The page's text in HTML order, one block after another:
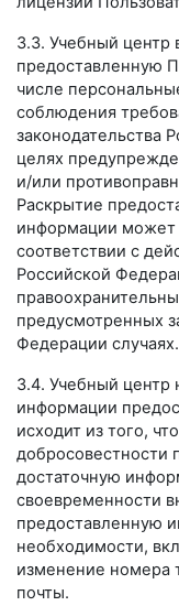
3.3. Учебный центр
предоставленную
числе
соблюдения
законодательства
целях
и/или
Раскрытие
информации может
соответствии с
Российской
предусмотренных
Федерации случаях.
3.4. Учебный центр
информации
исходит из того,
добросовестности
достаточную
своевременности
предоставленную
необходимости,
изменение номера
почты.